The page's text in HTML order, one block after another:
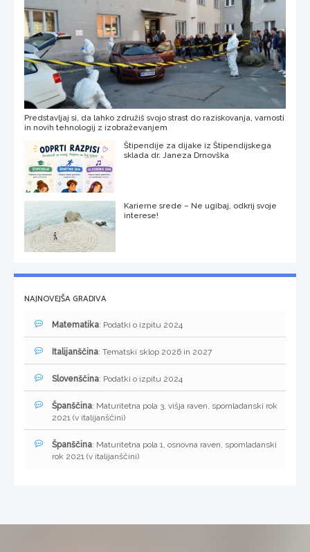
Predstavljaj si, da lahko združiš svojo strast do raziskovanja, varnosti
in novih tehnologij z izobraževanjem
Štipendije za dijake iz Štipendijskega
sklada dr. Janeza Drnovška
Karierne srede – Ne ugibaj, odkrij svoje
interese!
NAJNOVEJŠA GRADIVA
Matematika: Podatki o izpitu 2024
Italijanščina: Tematski sklop 2026 in 2027
Slovenščina: Podatki o izpitu 2024
Španščina: Maturitetna pola 3, višja raven, spomladanski rok
2021 (v italijanščini)
Španščina: Maturitetna pola 1, osnovna raven, spomladanski
rok 2021 (v italijanščini)